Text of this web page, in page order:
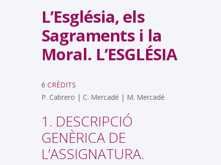
L’Església, els
Sagraments i la
Moral. L’ESGLÉSIA
6 CRÈDITS
P. Cabrero | C. Mercadé | M. Mercadé
1. DESCRIPCIÓ
GENÈRICA DE
L’ASSIGNATURA.